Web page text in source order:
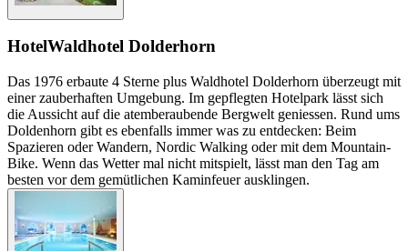
HotelWaldhotel Dolderhorn
Das 1976 erbaute 4 Sterne plus Waldhotel Dolderhorn überzeugt mit
einer zauberhaften Umgebung. Im gepflegten Hotelpark lässt sich
die Aussicht auf die atemberaubende Bergwelt geniessen. Rund ums
Doldenhorn gibt es ebenfalls immer was zu entdecken: Beim
Spazieren oder Wandern, Nordic Walking oder mit dem Mountain-
Bike. Wenn das Wetter mal nicht mitspielt, lässt man den Tag am
besten vor dem gemütlichen Kaminfeuer ausklingen.